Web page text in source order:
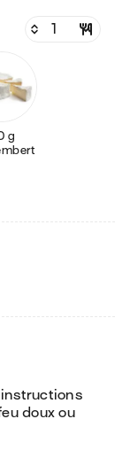
g
instructions
doux ou